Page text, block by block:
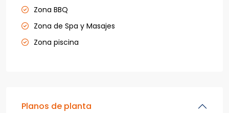
Zona BBQ
Zona de Spa y Masajes
Zona piscina
Planos de planta